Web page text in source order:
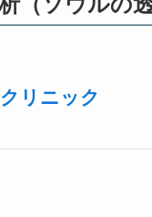
リニック